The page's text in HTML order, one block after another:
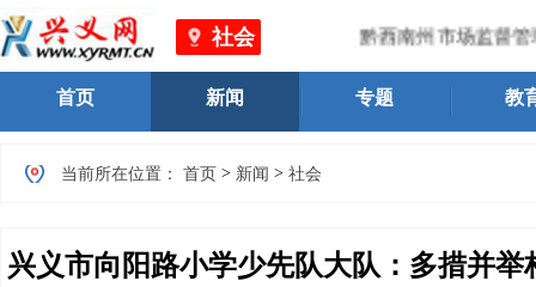
社会 黔西南州市场监督管理
首页 新闻 专题 教
当前所在位置： 首页 > 新闻 > 社会
兴义市向阳路小学少先队大队：多措并举